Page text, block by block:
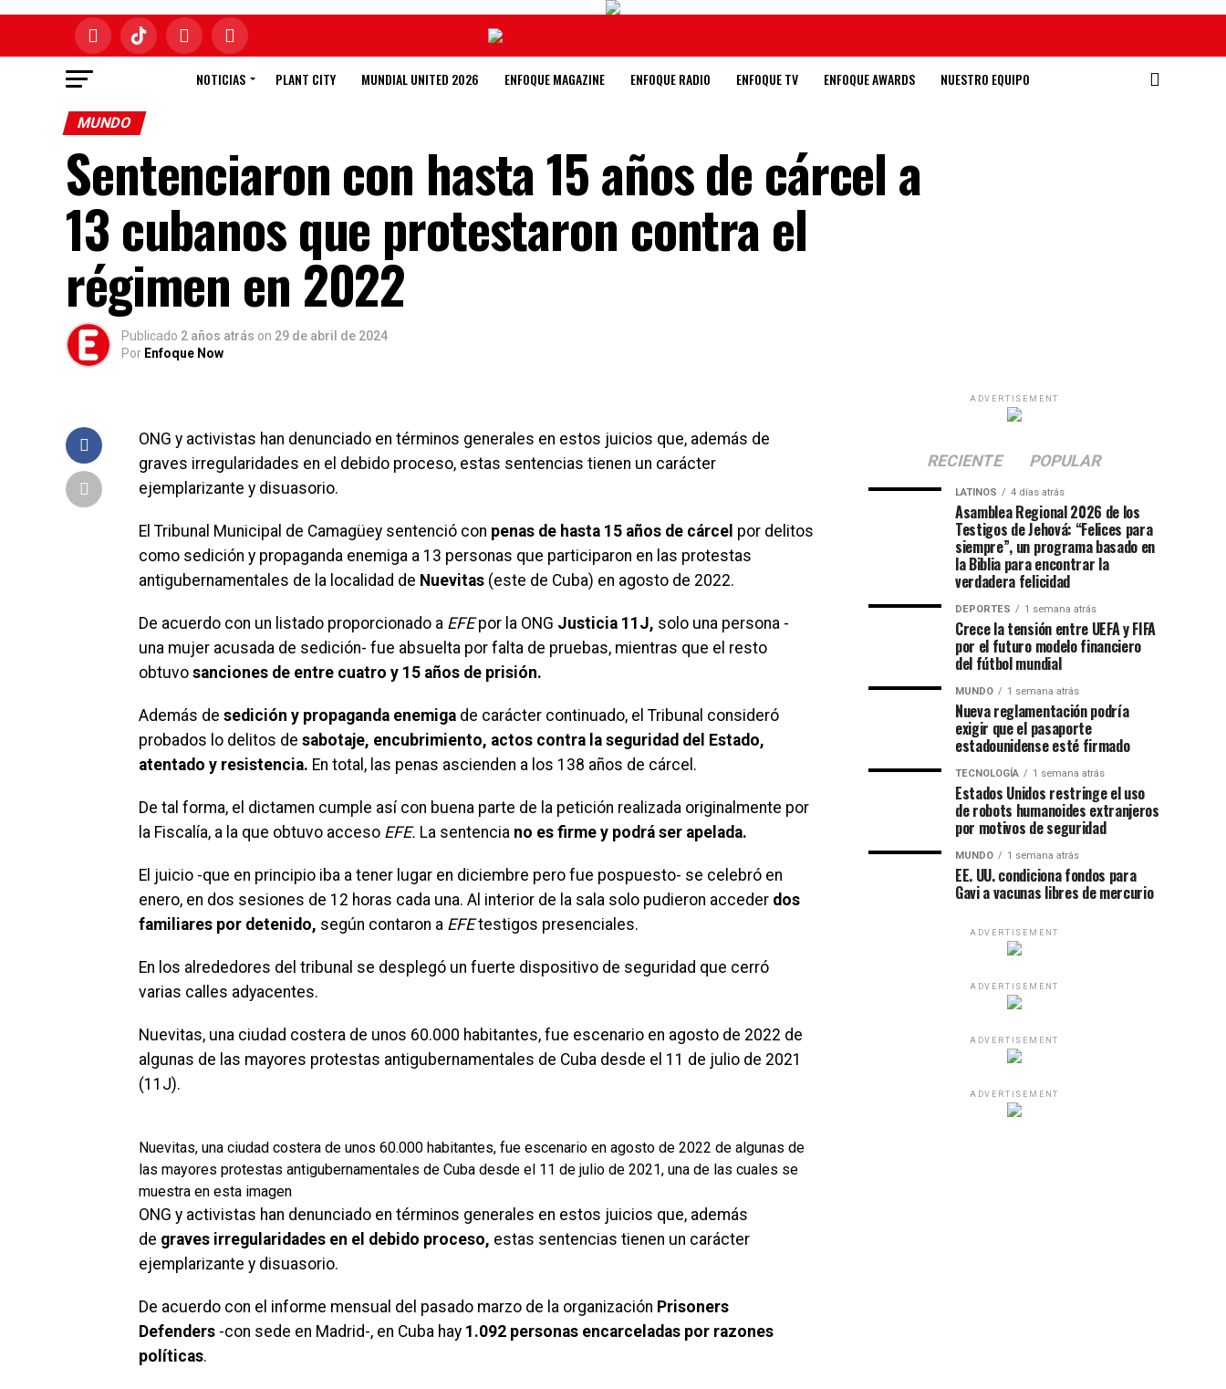
NOTICIAS PLANT CITY MUNDIAL UNITED 2026 ENFOQUE MAGAZINE ENFOQUE RADIO ENFOQUE TV ENFOQUE AWARDS NUESTRO EQUIPO
MUNDO
Sentenciaron con hasta 15 años de cárcel a
13 cubanos que protestaron contra el
régimen en 2022
Publicado 2 años atrás on 29 de abril de 2024
Por Enfoque Now
ONG y activistas han denunciado en términos generales en estos juicios que, además de
graves irregularidades en el debido proceso, estas sentencias tienen un carácter
ejemplarizante y disuasorio.
El Tribunal Municipal de Camagüey sentenció con penas de hasta 15 años de cárcel por delitos
como sedición y propaganda enemiga a 13 personas que participaron en las protestas
antigubernamentales de la localidad de Nuevitas (este de Cuba) en agosto de 2022.
De acuerdo con un listado proporcionado a EFEpor la ONG Justicia 11J, solo una persona -
una mujer acusada de sedición- fue absuelta por falta de pruebas, mientras que el resto
obtuvo sanciones de entre cuatro y 15 años de prisión.
Además de sedición y propaganda enemiga de carácter continuado, el Tribunal consideró
probados lo delitos de sabotaje, encubrimiento, actos contra la seguridad del Estado,
atentado y resistencia. En total, las penas ascienden a los 138 años de cárcel.
De tal forma, el dictamen cumple así con buena parte de la petición realizada originalmente por
la Fiscalía, a la que obtuvo acceso EFE. La sentencia no es firme y podrá ser apelada.
El juicio -que en principio iba a tener lugar en diciembre pero fue pospuesto- se celebró en
enero, en dos sesiones de 12 horas cada una. Al interior de la sala solo pudieron acceder dos
familiares por detenido, según contaron a EFEtestigos presenciales.
En los alrededores del tribunal se desplegó un fuerte dispositivo de seguridad que cerró
varias calles adyacentes.
Nuevitas, una ciudad costera de unos 60.000 habitantes, fue escenario en agosto de 2022 de
algunas de las mayores protestas antigubernamentales de Cuba desde el 11 de julio de 2021
(11J).
Nuevitas, una ciudad costera de unos 60.000 habitantes, fue escenario en agosto de 2022 de algunas de
las mayores protestas antigubernamentales de Cuba desde el 11 de julio de 2021, una de las cuales se
muestra en esta imagen
ONG y activistas han denunciado en términos generales en estos juicios que, además
de graves irregularidades en el debido proceso, estas sentencias tienen un carácter
ejemplarizante y disuasorio.
De acuerdo con el informe mensual del pasado marzo de la organización Prisoners
Defenders -con sede en Madrid-, en Cuba hay 1.092 personas encarceladas por razones
políticas.
ADVERTISEMENT
RECIENTE POPULAR
LATINOS 4 días atrás
Asamblea Regional 2026 de los
Testigos de Jehová: “Felices para
siempre”, un programa basado en
la Biblia para encontrar la
verdadera felicidad
DEPORTES 1 semana atrás
Crece la tensión entre UEFA y FIFA
por el futuro modelo financiero
del fútbol mundial
MUNDO 1 semana atrás
Nueva reglamentación podría
exigir que el pasaporte
estadounidense esté firmado
TECNOLOGÍA 1 semana atrás
Estados Unidos restringe el uso
de robots humanoides extranjeros
por motivos de seguridad
MUNDO 1 semana atrás
EE. UU. condiciona fondos para
Gavi a vacunas libres de mercurio
ADVERTISEMENT
ADVERTISEMENT
ADVERTISEMENT
ADVERTISEMENT